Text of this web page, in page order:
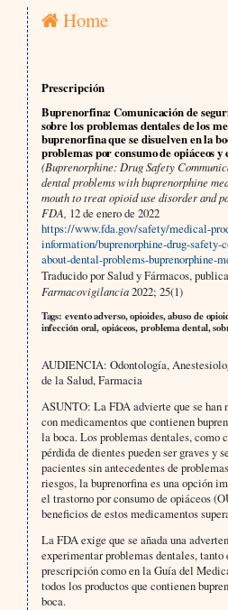
Home
Prescripción
Buprenorfina: Comunicación de
sobre los problemas dentales de los
buprenorfina que se disuelven en la
problemas por consumo de opiáceos y
(Buprenorphine: Drug Safety
dental problems with buprenorphine
mouth to treat opioid use disorder and
FDA, 12 de enero de 2022
https://www.fda.gov/safety/medical-
information/buprenorphine-drug-
about-dental-problems-buprenorphine-
Traducido por Salud y Fármacos,
Farmacovigilancia2022; 25(1)
Tags: evento adverso, opioides, abuso de
infección oral, opiáceos, problema dental,
AUDIENCIA: Odontología,
de la Salud, Farmacia
ASUNTO: La FDA advierte que se han
con medicamentos que contienen
la boca. Los problemas dentales, como
pérdida de dientes pueden ser graves y
pacientes sin antecedentes de
riesgos, la buprenorfina es una opción
el trastorno por consumo de opiáceos
beneficios de estos medicamentos
La FDA exige que se añada una
experimentar problemas dentales, tanto
prescripción como en la Guía del
todos los productos que contienen
boca.